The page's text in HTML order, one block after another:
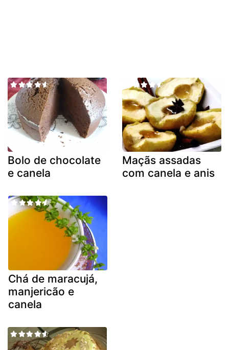
Bolo de chocolate
e canela
Maçãs assadas
com canela e anis
Chá de maracujá,
manjericão e
canela